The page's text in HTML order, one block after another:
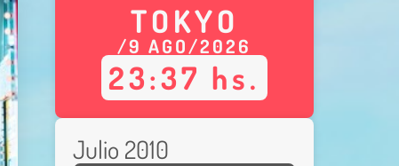
TOKYO
/9 AGO/2026
23:37 hs.
Julio 2010